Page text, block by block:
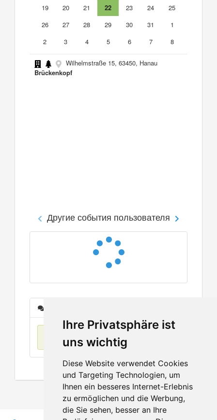
Ihre Privatsphäre ist
uns wichtig
Diese Website verwendet Cookies
und Targeting Technologien, um
Ihnen ein besseres Internet-Erlebnis
zu ermöglichen und die Werbung,
die Sie sehen, besser an Ihre
19
20 21 22 23 24
25
26
27 28 29 30 31
1
2
3 4 5 6 7 8
Wilhelmstraße 15, 63450, Hanau
Brückenkopf
Другие события пользователя